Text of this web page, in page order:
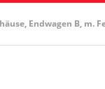
Endwagen B, m.